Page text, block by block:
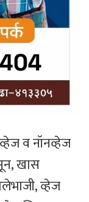
व नॉनव्हेज
खास
व्हेज